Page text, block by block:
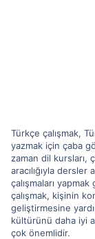
Türkçe çalışmak,
yazmak için çaba
zaman dil kursları,
aracılığıyla
çalışmaları
çalışmak, kişinin
geliştirmesine
kültürünü daha iyi
çok önemlidir.